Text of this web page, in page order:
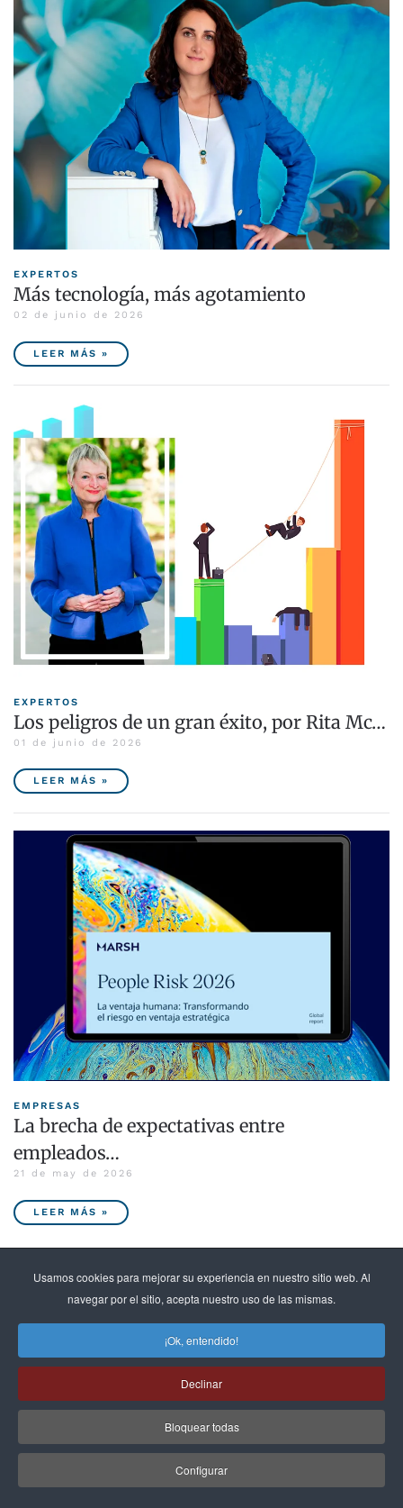
Usamos cookies para mejorar su experiencia en nuestro sitio web. Al
navegar por el sitio, acepta nuestro uso de las mismas.
¡Ok, entendido!
Declinar
Bloquear todas
Configurar
EXPERTOS
Más tecnología, más agotamiento
02 de junio de 2026
LEER MÁS »
EXPERTOS
Los peligros de un gran éxito, por Rita Mc…
01 de junio de 2026
LEER MÁS »
EMPRESAS
La brecha de expectativas entre
empleados…
21 de may de 2026
LEER MÁS »
EXPLORAR POR GRANDES TEMAS
Finanzas
Global Peter Drucker Forum
Liderazgo
Management